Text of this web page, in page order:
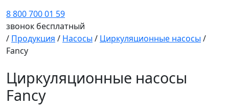
8 800 700 01 59
звонок бесплатный
/ Продукция / Насосы / Циркуляционные насосы /
Fancy
Циркуляционные насосы
Fancy